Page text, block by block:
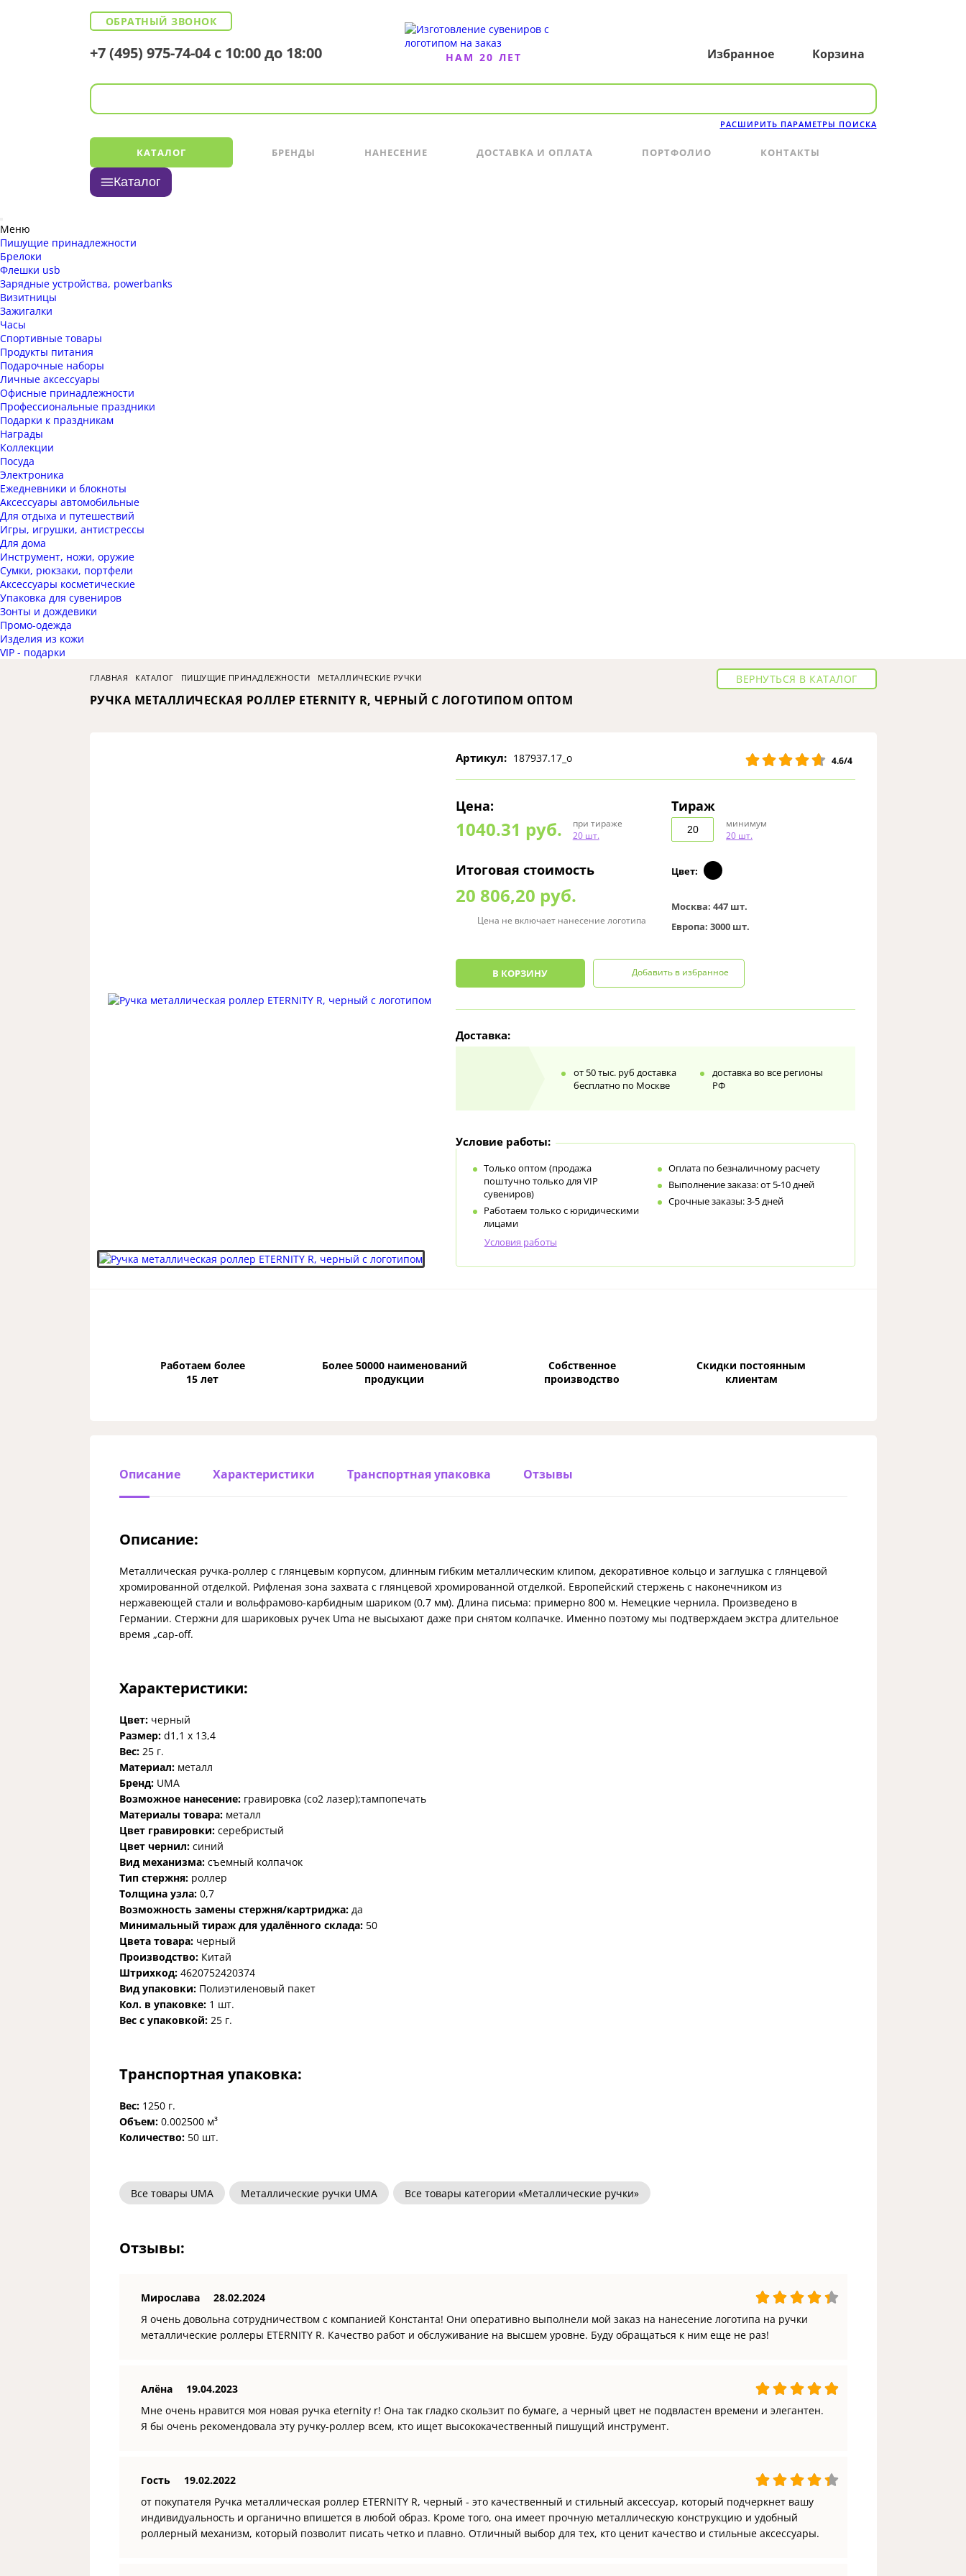
НАМ 20 ЛЕТ
ОБРАТНЫЙ ЗВОНОК
+7 (495) 975-74-04с 10:00 до 18:00 Избранное Корзина
РАСШИРИТЬ ПАРАМЕТРЫ ПОИСКА
КАТАЛОГ
Каталог
БРЕНДЫ НАНЕСЕНИЕ ДОСТАВКА И ОПЛАТА ПОРТФОЛИО КОНТАКТЫ
Меню
Пишущие принадлежности
Брелоки
Флешки usb
Зарядные устройства, powerbanks
Визитницы
Зажигалки
Часы
Спортивные товары
Продукты питания
Подарочные наборы
Личные аксессуары
Офисные принадлежности
Профессиональные праздники
Подарки к праздникам
Награды
Коллекции
Посуда
Электроника
Ежедневники и блокноты
Аксессуары автомобильные
Для отдыха и путешествий
Игры, игрушки, антистрессы
Для дома
Инструмент, ножи, оружие
Сумки, рюкзаки, портфели
Аксессуары косметические
Упаковка для сувениров
Зонты и дождевики
Промо-одежда
Изделия из кожи
VIP - подарки
ГЛАВНАЯ КАТАЛОГ ПИШУЩИЕ ПРИНАДЛЕЖНОСТИ МЕТАЛЛИЧЕСКИЕ РУЧКИ ВЕРНУТЬСЯ В КАТАЛОГ
РУЧКА МЕТАЛЛИЧЕСКАЯ РОЛЛЕР ETERNITY R, ЧЕРНЫЙ С ЛОГОТИПОМ ОПТОМ
Артикул: 187937.17_o 4.6/4
Цена:
1040.31 руб.
при тираже
20 шт.
Итоговая стоимость
20 806,20 руб.
Цена не включает нанесение логотипа
Тираж
минимум
20 шт.
Цвет:
Москва:447 шт.
Европа:3000 шт.
В КОРЗИНУ Добавить в избранное
Доставка:
от 50 тыс. руб доставка
бесплатно по Москве
доставка во все регионы
РФ
Условие работы:
Только оптом (продажа
поштучно только для VIP
сувениров)
Работаем только с юридическими
лицами
Оплата по безналичному расчету
Выполнение заказа: от 5-10 дней
Срочные заказы: 3-5 дней
Условия работы
Работаем более
15 лет
Более 50000 наименований
продукции
Собственное
производство
Скидки постоянным
клиентам
Описание Характеристики Транспортная упаковка Отзывы
Описание:
Металлическая ручка-роллер с глянцевым корпусом, длинным гибким металлическим клипом, декоративное кольцо и заглушка с глянцевой
хромированной отделкой. Рифленая зона захвата с глянцевой хромированной отделкой. Европейский стержень с наконечником из
нержавеющей стали и вольфрамово-карбидным шариком (0,7 мм). Длина письма: примерно 800 м. Немецкие чернила. Произведено в
Германии. Стержни для шариковых ручек Uma не высыхают даже при снятом колпачке. Именно поэтому мы подтверждаем экстра длительное
время „cap-off.
Характеристики:
Цвет: черный
Размер: d1,1 х 13,4
Вес: 25 г.
Материал:металл
Бренд:UMA
Возможное нанесение: гравировка (co2 лазер);тампопечать
Материалы товара: металл
Цвет гравировки: серебристый
Цвет чернил: синий
Вид механизма: съемный колпачок
Тип стержня: роллер
Толщина узла: 0,7
Возможность замены стержня/картриджа: да
Минимальный тираж для удалённого склада: 50
Цвета товара: черный
Производство: Китай
Штрихкод: 4620752420374
Вид упаковки: Полиэтиленовый пакет
Кол. в упаковке: 1 шт.
Вес с упаковкой: 25 г.
Транспортная упаковка:
Вес: 1250 г.
Объем: 0.002500 м³
Количество: 50 шт.
Все товары UMA Металлические ручки UMA Все товары категории «Металлические ручки»
Отзывы:
Мирослава
28.02.2024
Я очень довольна сотрудничеством с компанией Константа! Они оперативно выполнели мой заказ на нанесение логотипа на ручки
металлические роллеры ETERNITY R. Качество работ и обслуживание на высшем уровне. Буду обращаться к ним еще не раз!
Алёна
19.04.2023
Мне очень нравится моя новая ручка eternity r! Она так гладко скользит по бумаге, а черный цвет не подвластен времени и элегантен.
Я бы очень рекомендовала эту ручку-роллер всем, кто ищет высококачественный пишущий инструмент.
Гость
19.02.2022
от покупателя Ручка металлическая роллер ETERNITY R, черный - это качественный и стильный аксессуар, который подчеркнет вашу
индивидуальность и органично впишется в любой образ. Кроме того, она имеет прочную металлическую конструкцию и удобный
роллерный механизм, который позволит писать четко и плавно. Отличный выбор для тех, кто ценит качество и стильные аксессуары.